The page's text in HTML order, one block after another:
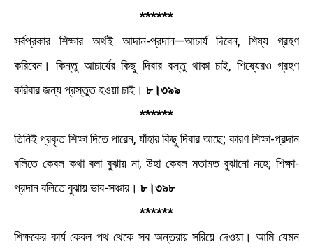
******
সর্বপ্রকার শিক্ষার অর্থই আদান-প্রদান—আচার্য দিবেন, শিষ্য গ্রহণ
করিবেন। কিন্তু আচার্যের কিছু দিবার বস্তু থাকা চাই, শিষ্যেরও গ্রহণ
করিবার জন্য প্রস্তুত হওয়া চাই। ৮।৩৯৯
******
তিনিই প্রকৃত শিক্ষা দিতে পারেন, যাঁহার কিছু দিবার আছে; কারণ শিক্ষা-প্রদান
বলিতে কেবল কথা বলা বুঝায় না, উহা কেবল মতামত বুঝানাে নহে; শিক্ষা-
প্রদান বলিতে বুঝায় ভাব-সঞ্চার। ৮।৩৯৮
******
শিক্ষকের কার্য কেবল পথ থেকে সব অন্তরায় সরিয়ে দেওয়া। আমি যেমন